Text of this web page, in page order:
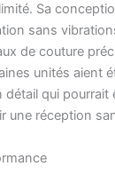
pour la
épais ou multi-
De plus, une
ce type de
Longueur et
peut être ajusté
Sa
sans
de couture
unités aient
qui pourrait
une réception